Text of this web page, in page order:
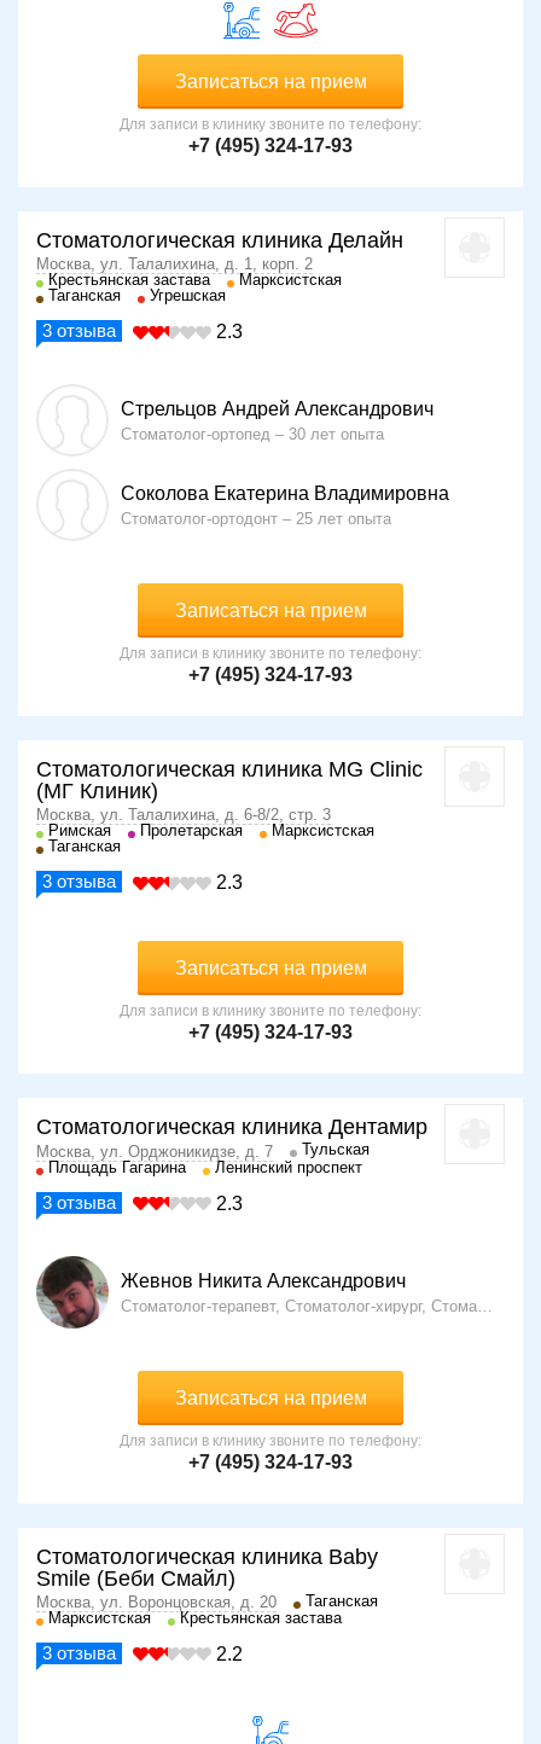
Записаться на прием
Для записи в клинику звоните по телефону:
+7 (495) 324-17-93
Стоматологическая клиника Делайн
Москва, ул. Талалихина, д. 1, корп. 2
Крестьянская застава
Марксистская
Таганская
Угрешская
3 отзыва 2.3
Стрельцов Андрей Александрович
Стоматолог-ортопед 30 лет опыта
Соколова Екатерина Владимировна
Стоматолог-ортодонт 25 лет опыта
Записаться на прием
Для записи в клинику звоните по телефону:
+7 (495) 324-17-93
Стоматологическая клиника MG Clinic
(МГ Клиник)
Москва, ул. Талалихина, д. 6-8/2, стр. 3
Римская
Пролетарская
Марксистская
Таганская
3 отзыва 2.3
Записаться на прием
Для записи в клинику звоните по телефону:
+7 (495) 324-17-93
Стоматологическая клиника Дентамир
Москва, ул. Орджоникидзе, д. 7
Тульская
Площадь Гагарина
Ленинский проспект
3 отзыва 2.3
Жевнов Никита Александрович
Записаться на прием
Для записи в клинику звоните по телефону:
+7 (495) 324-17-93
Стоматологическая клиника Baby
Smile (Беби Смайл)
Москва, ул. Воронцовская, д. 20
Таганская
Марксистская
Крестьянская застава
3 отзыва 2.2